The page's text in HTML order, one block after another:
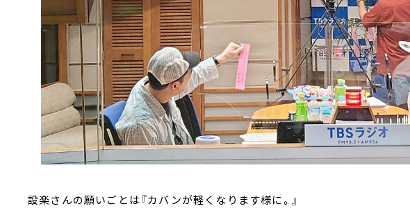
設楽さんの願いごとは『カバンが軽くなります様に。』